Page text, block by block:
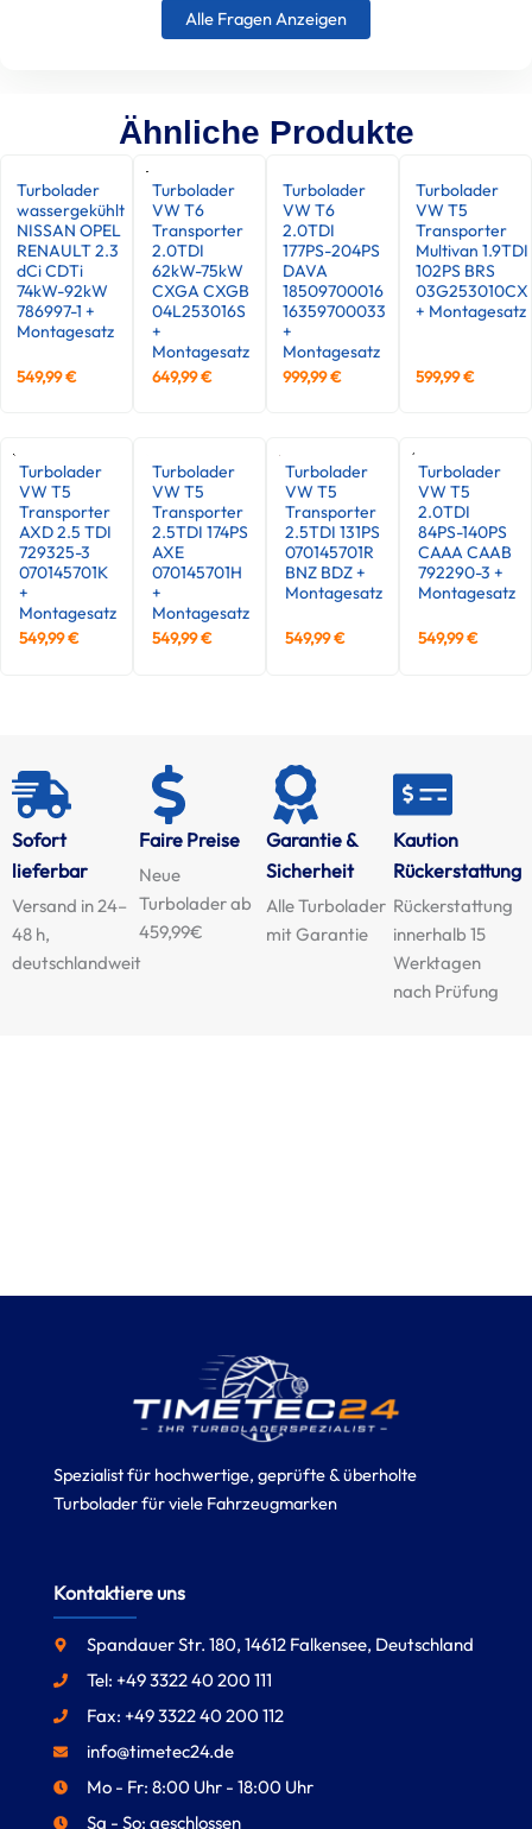
Alle Fragen Anzeigen
Ähnliche Produkte
Turbolader
wassergekühlt
NISSAN OPEL
RENAULT 2.3
dCi CDTi
74kW-92kW
786997-1 +
Montagesatz
549,99€
Turbolader
VW T6
Transporter
2.0TDI
62kW-75kW
CXGA CXGB
04L253016S
+
Montagesatz
649,99€
Turbolader
VW T6
2.0TDI
177PS-204PS
DAVA
18509700016
16359700033
+
Montagesatz
999,99€
Turbolader
VW T5
Transporter
Multivan 1.9TDI
102PS BRS
03G253010CX
+ Montagesatz
599,99€
Turbolader
VW T5
Transporter
AXD 2.5 TDI
729325-3
070145701K
+
Montagesatz
549,99€
Turbolader
VW T5
Transporter
2.5TDI 174PS
AXE
070145701H
+
Montagesatz
549,99€
Turbolader
VW T5
Transporter
2.5TDI 131PS
070145701R
BNZ BDZ +
Montagesatz
549,99€
Turbolader
VW T5
2.0TDI
84PS-140PS
CAAA CAAB
792290-3 +
Montagesatz
549,99€
Sofort
lieferbar
Versand in 24–
48 h,
deutschlandweit
Faire Preise
Neue
Turbolader ab
459,99€
Garantie &
Sicherheit
Alle Turbolader
mit Garantie
Kaution
Rückerstattung
Rückerstattung
innerhalb 15
Werktagen
nach Prüfung
Spezialist für hochwertige, geprüfte & überholte
Turbolader für viele Fahrzeugmarken
Kontaktiere uns
Spandauer Str. 180, 14612 Falkensee, Deutschland
Tel: +49 3322 40 200 111
Fax: +49 3322 40 200 112
info@timetec24.de
Mo - Fr: 8:00 Uhr - 18:00 Uhr
Sa - So: geschlossen